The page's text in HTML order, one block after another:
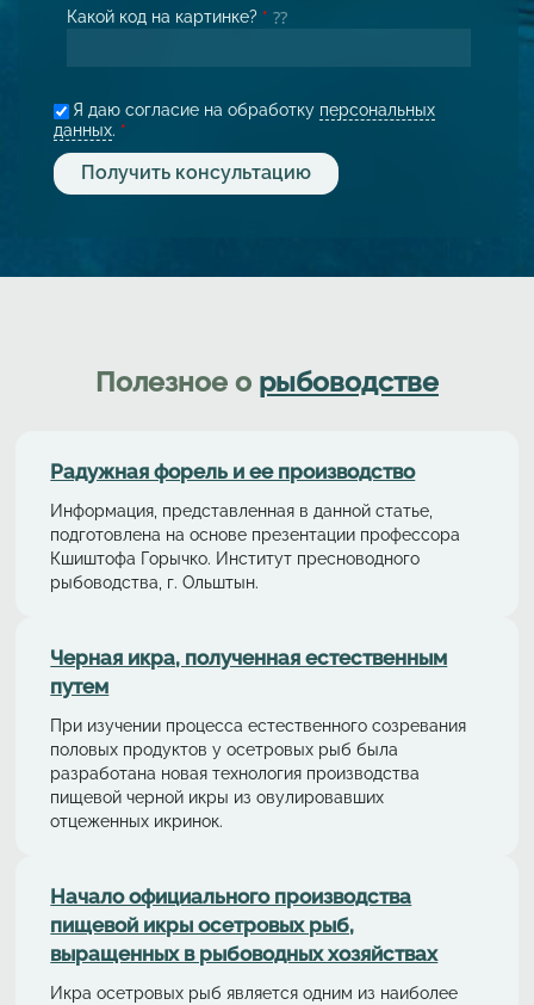
Какой код на картинке? *
Я даю согласие на обработку персональных
данных. *
Полезное о рыбоводстве
Радужная форель и ее производство
Информация, представленная в данной статье,
подготовлена на основе презентации профессора
Кшиштофа Горычко. Институт пресноводного
рыбоводства, г. Ольштын.
Черная икра, полученная естественным
путем
При изучении процесса естественного созревания
половых продуктов у осетровых рыб была
разработана новая технология производства
пищевой черной икры из овулировавших
отцеженных икринок.
Начало официального производства
пищевой икры осетровых рыб,
выращенных в рыбоводных хозяйствах
Икра осетровых рыб является одним из наиболее